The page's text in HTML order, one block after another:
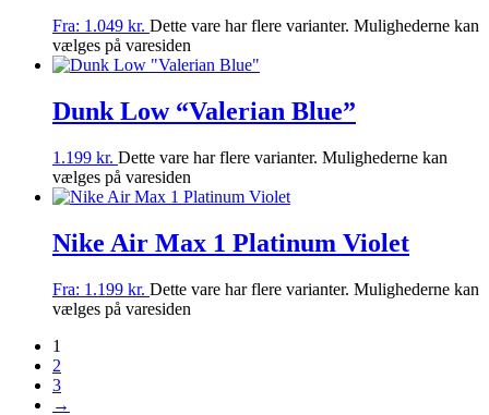
Fra: 1.049 kr. Dette vare har flere varianter. Mulighederne kan
vælges på varesiden
Dunk Low “Valerian Blue”
1.199 kr. Dette vare har flere varianter. Mulighederne kan
vælges på varesiden
Nike Air Max 1 Platinum Violet
Fra: 1.199 kr. Dette vare har flere varianter. Mulighederne kan
vælges på varesiden
1
2
3
→